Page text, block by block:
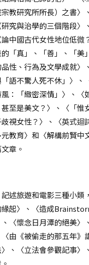
教研究所所長）之書〉
究與治學的三個階段〉
中國古代女性地位低微
「真」、「善」、「美
性、行為及文學成就〉
語不驚人死不休」〉、
：「緻密深情」〉、〈
至是美文？〉、〈「惟
視女性？〉、〈英式迴
教育〉和〈解構前賢中
章。
述旅遊和電影三種小類
起〉、〈造成
〈懷念日月潭的絕美〉
由《被偷走的那五年》
、〈立法會參觀記事〉